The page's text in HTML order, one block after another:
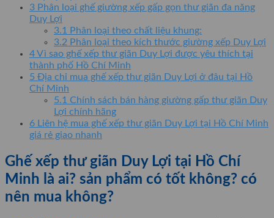
3 Phân loại ghế giường xếp gấp gọn thư giãn đa năng
Duy Lợi
3.1
Phân loại theo chất liệu khung:
3.2 Phân loại theo kích thước giường xếp Duy Lợi
4Vì sao ghế xếp thư giãn Duy Lợi được yêu thích tại
thành phố Hồ Chí Minh
5 Địa chỉ mua ghế xếp thư giãn Duy Lợi ở đâu tại Hồ
Chí Minh
5.1 Chính sách bán hàng giường gấp thư giãn Duy
Lợi chính hãng
6 Liên hệ mua ghế xếp thư giãn Duy Lợi tại Hồ Chí Minh
giá rẻ giao nhanh
Ghế xếp thư giãn Duy Lợi tại Hồ Chí
Minh là ai? sản phẩm có tốt không? có
nên mua không?